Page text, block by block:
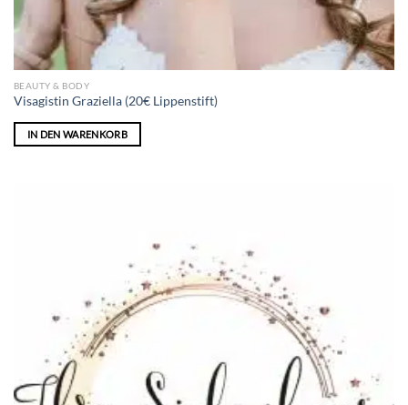
BEAUTY & BODY
Visagistin Graziella (20€ Lippenstift)
IN DEN WARENKORB